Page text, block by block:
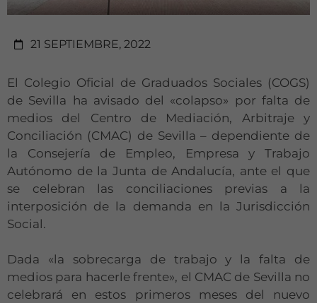
21 SEPTIEMBRE, 2022
El Colegio Oficial de Graduados Sociales (COGS)
de Sevilla ha avisado del «colapso» por falta de
medios del Centro de Mediación, Arbitraje y
Conciliación (CMAC) de Sevilla – dependiente de
la Consejería de Empleo, Empresa y Trabajo
Autónomo de la Junta de Andalucía, ante el que
se celebran las conciliaciones previas a la
interposición de la demanda en la Jurisdicción
Social.
Dada «la sobrecarga de trabajo y la falta de
medios para hacerle frente», el CMAC de Sevilla no
celebrará en estos primeros meses del nuevo